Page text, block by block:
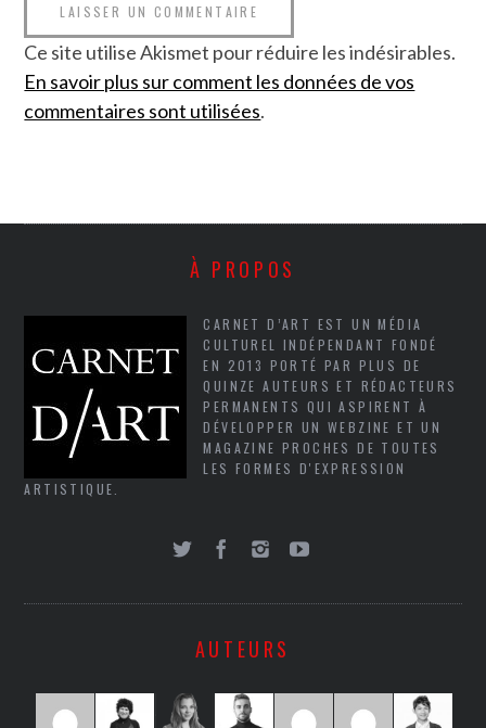
Ce site utilise Akismet pour réduire les indésirables.
En savoir plus sur comment les données de vos
commentaires sont utilisées.
À PROPOS
CARNET D’ART EST UN MÉDIA
CULTUREL INDÉPENDANT FONDÉ
EN 2013 PORTÉ PAR PLUS DE
QUINZE AUTEURS ET RÉDACTEURS
PERMANENTS QUI ASPIRENT À
DÉVELOPPER UN WEBZINE ET UN
MAGAZINE PROCHES DE TOUTES
LES FORMES D'EXPRESSION
ARTISTIQUE.
AUTEURS